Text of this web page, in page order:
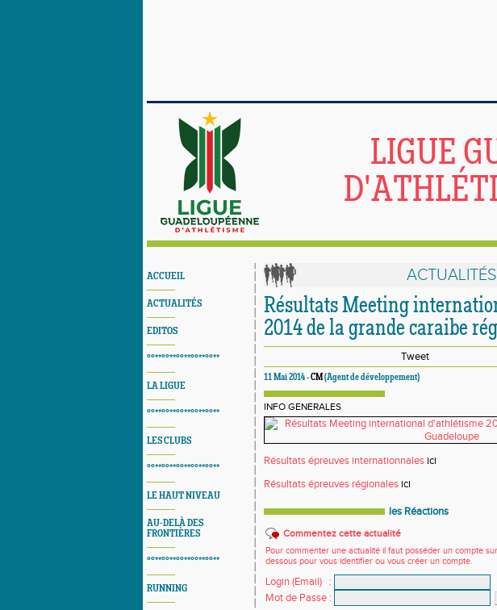
LIGUE
ACCUEIL
ACTUALITÉS
EDITOS
°°**°°**°°**°°**°°**
LA LIGUE
°°**°°**°°**°°**°°**
LES CLUBS
°°**°°**°°**°°**°°**
LE HAUT NIVEAU
AU-DELÀ DES
FRONTIÈRES
°°**°°**°°**°°**°°**
RUNNING
ACTUALITÉS
Résultats Meeting
2014 de la grande caraibe
Tweet
11 Mai 2014 -CM(Agent de développement)
INFO GENERALES
Résultats épreuves internationnales ici
Résultats épreuves régionales ici
les Réactions
Commentez cette actualité
Pour commenter une actualité il faut posséder un compte
dessous pour vous identifier ou vous créer un compte.
Login (Email)
:
Mot de Passe :